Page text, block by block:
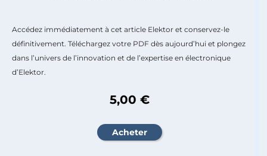
Accédez immédiatement à cet article Elektor et conservez-le
définitivement. Téléchargez votre PDF dès aujourd’hui et plongez
dans l’univers de l’innovation et de l’expertise en électronique
d’Elektor.
5,00 €